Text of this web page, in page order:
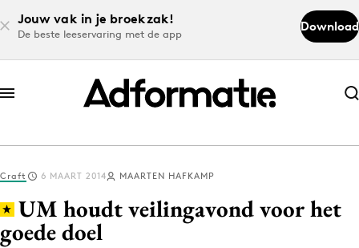
Jouw vak in je broekzak!
De beste leeservaring met de app
Download
Abonneer nu
Abonneer nu
Log in
Craft 6 MAART 2014 MAARTEN HAFKAMP
UM houdt veilingavond voor het
goede doel